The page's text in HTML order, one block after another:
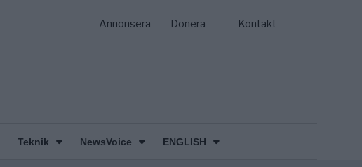
Annonsera Donera Kontakt
Teknik NewsVoice
ENGLISH